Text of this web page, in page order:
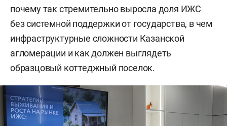
почему так стремительно выросла доля ИЖС
без системной поддержки от государства, в чем
инфраструктурные сложности Казанской
агломерации и как должен выглядеть
образцовый коттеджный поселок.